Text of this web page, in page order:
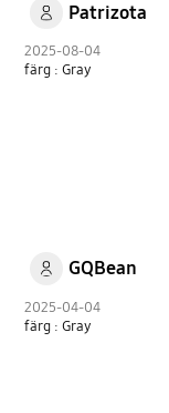
Patrizota
2025-08-04
färg : Gray
GQBean
2025-04-04
färg : Gray